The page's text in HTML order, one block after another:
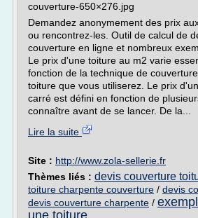
couverture-650×276.jpg
Demandez anonymement des prix
ou rencontrez-les. Outil de calcul de
couverture en ligne et nombreux
Le prix d'une toiture au m2 varie
fonction de la technique de
toiture que vous utiliserez. Le prix
carré est défini en fonction de
connaître avant de se lancer. De la...
Lire la suite
Site : http://www.zola-sellerie.fr
Thèmes liés : devis couverture
toiture charpente couverture / devis
devis couverture charpente /
une toiture